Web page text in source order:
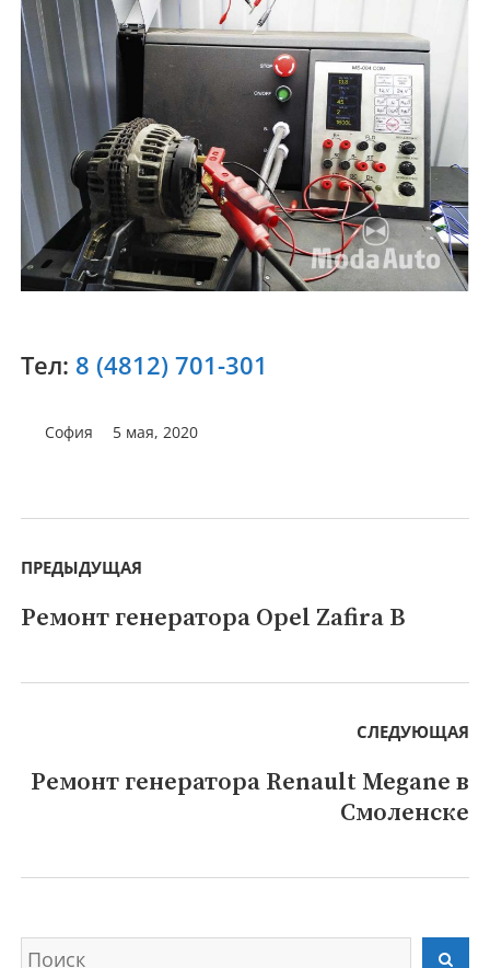
София 5 мая, 2020
Тел: 8 (4812) 701-301
по
записям
ПРЕДЫДУЩАЯ
Предыдущая
Ремонт генератора Opel Zafira B
СЛЕДУЮЩАЯ
Следующая
Ремонт генератора Renault Megane в
Смоленске
Искать